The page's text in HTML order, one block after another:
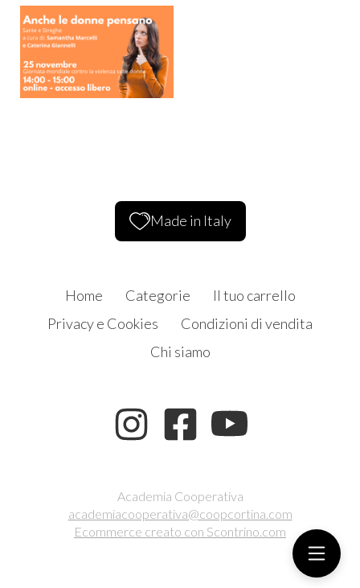
Made in Italy
Home Categorie
Il tuo carrello
Privacy e Cookies
Condizioni di vendita
Chi siamo
Academia Cooperativa
academiacooperativa@coopcortina.com
Ecommerce creato con Scontrino.com